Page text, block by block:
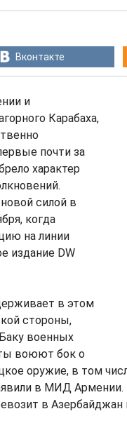
Вконтакте
и
Карабаха,
почти за
характер
силой в
когда
на линии
издание DW
в этом
стороны,
военных
воюют бок о
оружие, в том
в МИД Армении.
в Азербайджан